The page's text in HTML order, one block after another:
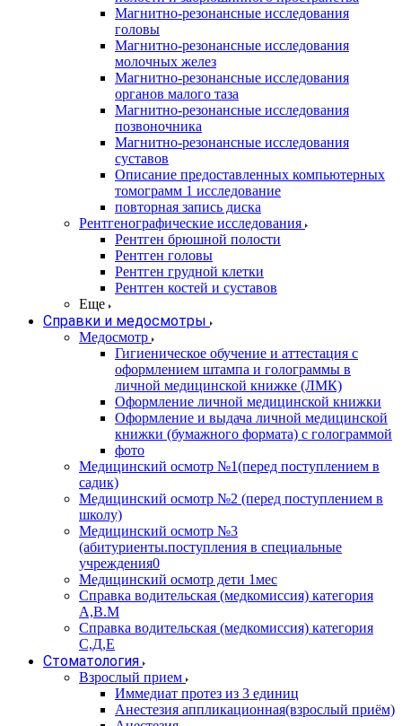
Магнитно-резонансные исследования
головы
Магнитно-резонансные исследования
молочных желез
Магнитно-резонансные исследования
органов малого таза
Магнитно-резонансные исследования
позвоночника
Магнитно-резонансные исследования
суставов
Описание предоставленных компьютерных
томограмм 1 исследование
повторная запись диска
Рентгенографические исследования
Рентген брюшной полости
Рентген головы
Рентген грудной клетки
Рентген костей и суставов
Еще
Справки и медосмотры
Медосмотр
Гигиеническое обучение и аттестация с
оформлением штампа и голограммы в
личной медицинской книжке (ЛМК)
Оформление личной медицинской книжки
Оформление и выдача личной медицинской
книжки (бумажного формата) с голограммой
фото
Медицинский осмотр №1(перед поступлением в
садик)
Медицинский осмотр №2 (перед поступлением в
школу)
Медицинский осмотр №3
(абитуриенты.поступления в специальные
учреждения0
Медицинский осмотр дети 1мес
Справка водительская (медкомиссия) категория
А,В.М
Справка водительская (медкомиссия) категория
С,Д,Е
Стоматология
Взрослый прием
Иммедиат протез из 3 единиц
Анестезия аппликационная(взрослый приём)